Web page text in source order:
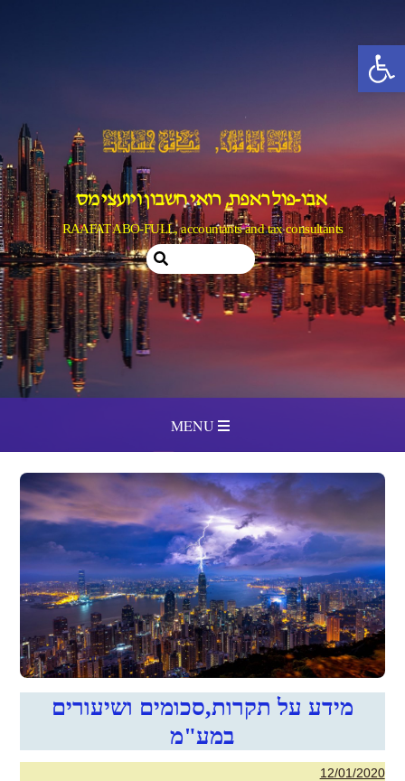
פתח סרגל נגישות
content
MENU
אבו-פול ראפת, רואי חשבון ויועצי מס
RAAFAT ABO-FULL, accountants and tax consultants
מידע על תקרות,סכומים ושיעורים
במע"מ
12/01/2020